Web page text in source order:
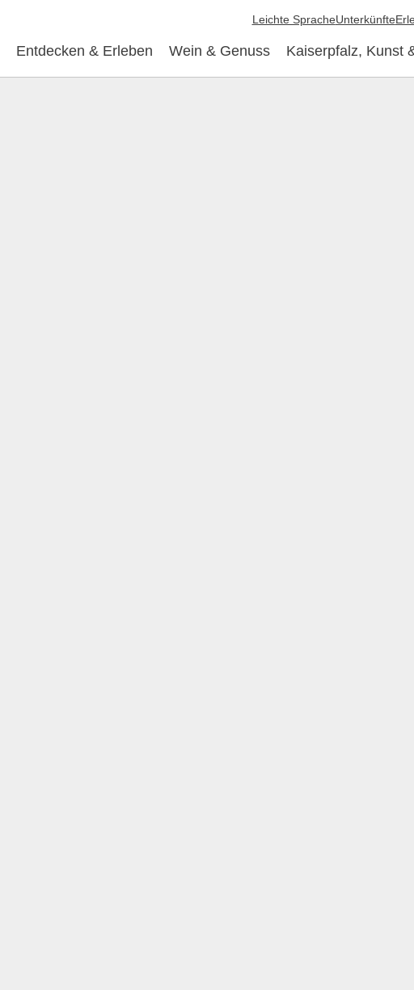
Entdecken & Erleben Wein & Genuss Kaiserpfalz, Kunst
Leichte SpracheUnterkünfte